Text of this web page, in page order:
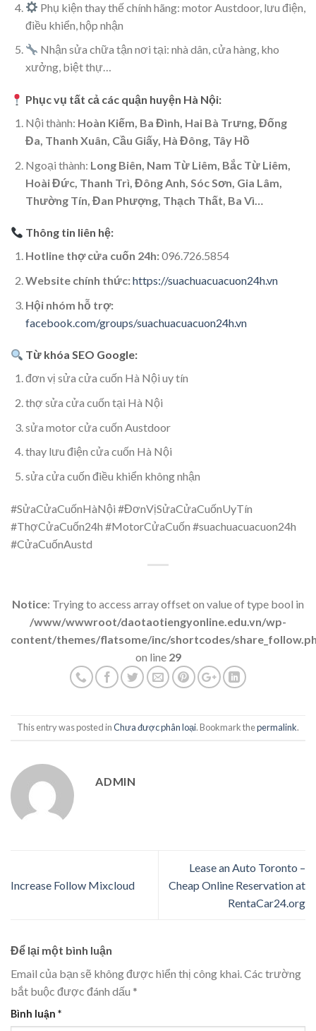
Phụ kiện thay thế chính hãng: motor Austdoor, lưu điện,
điều khiển, hộp nhận
Nhận sửa chữa tận nơi tại: nhà dân, cửa hàng, kho
xưởng, biệt thự…
Phục vụ tất cả các quận huyện Hà Nội:
Nội thành: Hoàn Kiếm, Ba Đình, Hai Bà Trưng, Đống
Đa, Thanh Xuân, Cầu Giấy, Hà Đông, Tây Hồ
Ngoại thành: Long Biên, Nam Từ Liêm, Bắc Từ Liêm,
Hoài Đức, Thanh Trì, Đông Anh, Sóc Sơn, Gia Lâm,
Thường Tín, Đan Phượng, Thạch Thất, Ba Vì…
Thông tin liên hệ:
Hotline thợ cửa cuốn 24h:096.726.5854
Website chính thức:https://suachuacuacuon24h.vn
Hội nhóm hỗ trợ:
facebook.com/groups/suachuacuacuon24h.vn
Từ khóa SEO Google:
đơn vị sửa cửa cuốn Hà Nội uy tín
thợ sửa cửa cuốn tại Hà Nội
sửa motor cửa cuốn Austdoor
thay lưu điện cửa cuốn Hà Nội
sửa cửa cuốn điều khiển không nhận
#SửaCửaCuốnHàNội #ĐơnVịSửaCửaCuốnUyTín
#ThợCửaCuốn24h #MotorCửaCuốn #suachuacuacuon24h
#CửaCuốnAustd
Notice: Trying to access array offset on value of type bool in
/www/wwwroot/daotaotiengyonline.edu.vn/wp-
content/themes/flatsome/inc/shortcodes/
on line 29
This entry was posted inChưa được phân loại. Bookmark thepermalink.
ADMIN
Increase Follow Mixcloud
Lease an Auto Toronto –
Cheap Online Reservation at
RentaCar24.org
Để lại một bình luận
Email của bạn sẽ không được hiển thị công khai.Các trường
bắt buộc được đánh dấu *
Bình luận *